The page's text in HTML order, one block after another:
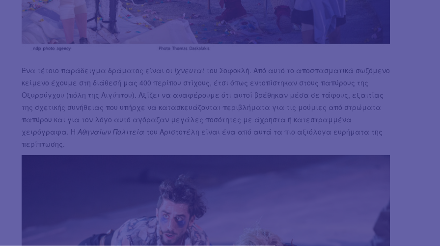
Ένα τέτοιο παράδειγμα δράματος είναι οι Ιχνευταί του Σοφοκλή. Από αυτό το αποσπασματικά σωζόμενο
κείμενο έχουμε στη διάθεσή μας 400 περίπου στίχους, έτσι όπως εντοπίστηκαν στους παπύρους της
Οξυρρύγχου (πόλη της Αιγύπτου). Αξίζει να αναφέρουμε ότι αυτοί βρέθηκαν μέσα σε τάφους, εξαιτίας
της σχετικής συνήθειας που υπήρχε να κατασκευάζονται περιβλήματα για τις μούμιες από στρώματα
παπύρου και για τον λόγο αυτό αγόραζαν μεγάλες ποσότητες με άχρηστα ή κατεστραμμένα
χειρόγραφα. Η Αθηναίων Πολιτεία του Αριστοτέλη είναι ένα από αυτά τα πιο αξιόλογα ευρήματα της
περίπτωσης.